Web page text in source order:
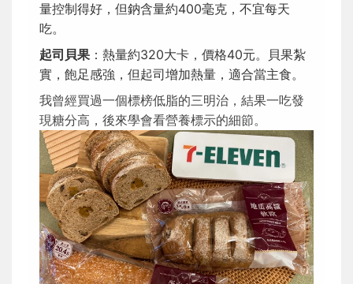
量控制得好，但鈉含量約400毫克，不宜每天
吃。
起司貝果 ：熱量約320大卡，價格40元。貝果紮
實，飽足感強，但起司增加熱量，適合當主食。
我曾經買過一個標榜低脂的三明治，結果一吃發
現糖分高，後來學會看營養標示的細節。